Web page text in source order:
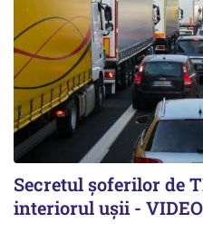
Secretul șoferilor de
interiorul ușii - VIDEO